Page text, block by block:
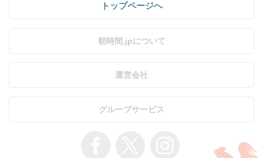
トップページへ
朝時間.jpについて
運営会社
グループサービス